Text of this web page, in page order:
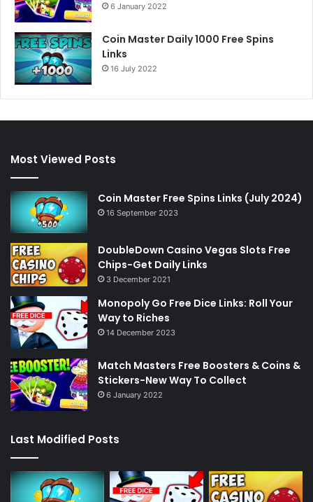
6 January 2022
Coin Master Daily 1000 Free Spins
Links
16 July 2022
Most Viewed Posts
Coin Master Free Spins Links (July 2024)
16 September 2023
DoubleDown Casino Vegas Slots Free
Chips-Get Daily Links
3 December 2021
Monopoly Go Free Dice Links: Roll Your
Way to Riches
14 December 2023
Match Masters Free Boosters & Coins &
Stickers-New Way To Collect
6 January 2022
Last Modified Posts